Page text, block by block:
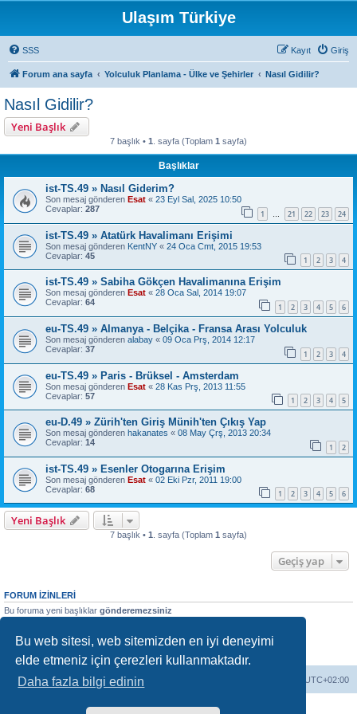
Bu web sitesi, web sitemizden en iyi deneyimi
elde etmeniz için çerezleri kullanmaktadır.
Daha fazla bilgi edinin
Ulaşım Türkiye
SSS Giriş
Kayıt
Forum ana sayfa Yolculuk Planlama - Ülke ve Şehirler Nasıl Gidilir?
Nasıl Gidilir?
Yeni Başlık
7 başlık • 1 . sayfa (Toplam 1 sayfa)
Başlıklar
ist-TS.49 » Nasıl Giderim?
Son mesaj gönderen Esat « 23 Eyl Sal, 2025 10:50
Cevaplar: 287 1 … 21 22 23 24
ist-TS.49 » Atatürk Havalimanı Erişimi
Son mesaj gönderen KentNY « 24 Oca Cmt, 2015 19:53
Cevaplar: 45 1 2 3 4
ist-TS.49 » Sabiha Gökçen Havalimanına Erişim
Son mesaj gönderen Esat « 28 Oca Sal, 2014 19:07
Cevaplar: 64 1 2 3 4 5 6
eu-TS.49 » Almanya - Belçika - Fransa Arası Yolculuk
Son mesaj gönderen alabay « 09 Oca Prş, 2014 12:17
Cevaplar: 37 1 2 3 4
eu-TS.49 » Paris - Brüksel - Amsterdam
Son mesaj gönderen Esat « 28 Kas Prş, 2013 11:55
Cevaplar: 57 1 2 3 4 5
eu-D.49 » Zürih'ten Giriş Münih'ten Çıkış Yap
Son mesaj gönderen hakanates « 08 May Çrş, 2013 20:34
Cevaplar: 14 1 2
ist-TS.49 » Esenler Otogarına Erişim
Son mesaj gönderen Esat « 02 Eki Pzr, 2011 19:00
Cevaplar: 68 1 2 3 4 5 6
Yeni Başlık
7 başlık • 1. sayfa (Toplam 1 sayfa)
Geçiş yap
FORUM IZINLERI
Bu foruma yeni başlıklar gönderemezsiniz
Bu forumdaki mesajlarınızısilemezsiniz
Bu foruma dosya ekleri gönderemezsiniz
Forum ana sayfa UTC+02:00
Powered byphpBB® Forum Software © phpBB Limited